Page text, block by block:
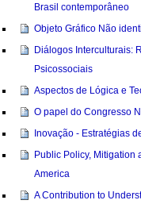
Brasil contemporâneo
Objeto Gráfico Não
Diálogos Interculturais:
Psicossociais
Aspectos de Lógica e
O papel do Congresso
Inovação - Estratégias
Public Policy, Mitigation
America
A Contribution to